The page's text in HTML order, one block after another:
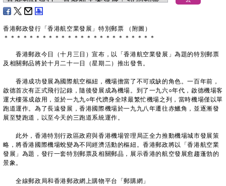
香港郵政發行「香港航空業發展」特別郵票 （附圖）
＊ ＊ ＊ ＊ ＊ ＊ ＊ ＊ ＊ ＊ ＊ ＊ ＊ ＊ ＊ ＊ ＊ ＊ ＊ ＊ ＊ ＊ ＊ ＊
​香港郵政今日（十月三日）宣布，以「香港航空業發展」為題的特別郵票
及相關郵品將於十月二十一日（星期二）推出發售。
香港成功發展為國際航空樞紐，機場擔當了不可或缺的角色。一百年前，
啟德首次有正式飛行記錄，隨後發展成為機場。到了一九六○年代，啟德機場客
運大樓落成啟用，並於一九九○年代躋身全球最繁忙機場之列，當時機場僅以單
跑道運作。為了長遠發展，香港國際機場於一九九八年遷往赤鱲角，並逐漸發
展至雙跑道，以至今天的三跑道系統運作。
此外，香港特別行政區政府與香港機場管理局正全力推動機場城市發展策
略，將香港國際機場蛻變為不同經濟活動的樞紐。香港郵政將以「香港航空業
發展」為題，發行一套特別郵票及相關郵品，展示香港的航空發展愈趨蓬勃的
景象。
全線郵政局和香港郵政網上購物平台「郵購網」